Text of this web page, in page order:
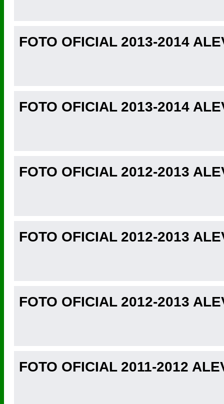
FOTO OFICIAL 2013-2014
FOTO OFICIAL 2013-2014
FOTO OFICIAL 2012-2013
FOTO OFICIAL 2012-2013
FOTO OFICIAL 2012-2013
FOTO OFICIAL 2011-2012